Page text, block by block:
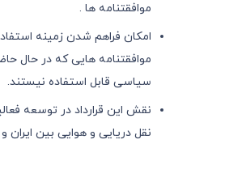
موافقتنامه ها .
امکان فراهم شدن زمینه
موافقتنامه هایی که در حال
سیاسی قابل استفاده نیستند.
نقش این قرارداد در توسعه
نقل دریایی و هوایی بین ایران